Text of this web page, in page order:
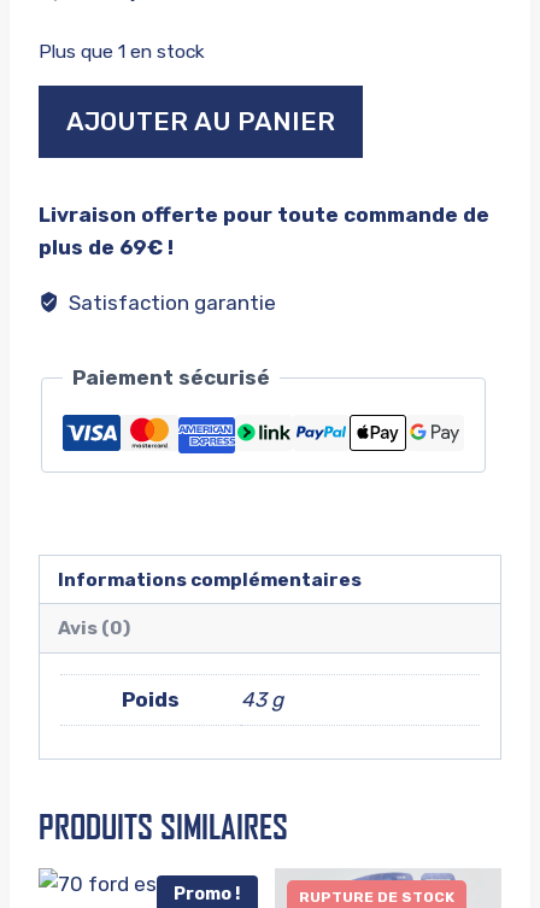
était :
9,99€.
est :
5,00€.
Plus que 1 en stock
Rrroadster
AJOUTER AU PANIER
Livraison offerte pour toute commande de
plus de 69€ !
Satisfaction garantie
Paiement sécurisé
Informations complémentaires
Avis (0)
Poids 43 g
PRODUITS SIMILAIRES
Promo ! RUPTURE DE STOCK